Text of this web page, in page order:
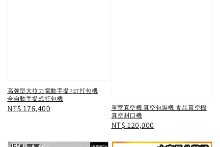
高強型大拉力電動手提PET打包機
全自動手提式打包機
Regular
NT$ 176,400
單室真空機 真空包裝機 食品真空機
真空封口機
Regular
NT$ 120,000